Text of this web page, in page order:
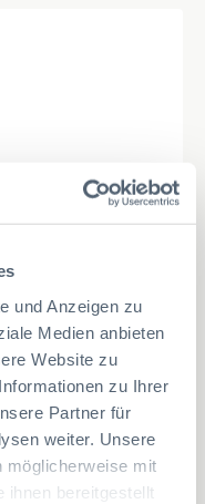
und Anzeigen zu
Medien anbieten
Website zu
zu Ihrer
Partner für
weiter. Unsere
möglicherweise mit
ihnen bereitgestellt
Deluxe_2023-